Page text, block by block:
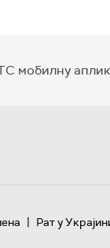
мобилну
| Рат у